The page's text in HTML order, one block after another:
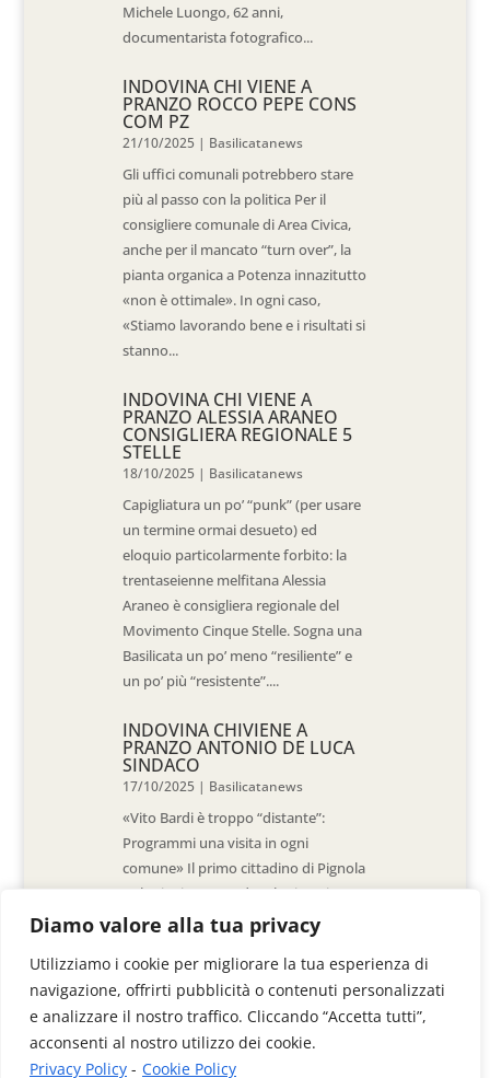
Diamo valore alla tua privacy
Utilizziamo i cookie per migliorare la tua esperienza di
navigazione, offrirti pubblicità o contenuti personalizzati
e analizzare il nostro traffico. Cliccando “Accetta tutti”,
acconsenti al nostro utilizzo dei cookie.
Privacy Policy - Cookie Policy
Michele Luongo, 62 anni,
documentarista fotografico...
INDOVINA CHI VIENE A
PRANZO ROCCO PEPE CONS
COM PZ
21/10/2025 | Basilicatanews
Gli uffici comunali potrebbero stare
più al passo con la politica Per il
consigliere comunale di Area Civica,
anche per il mancato “turn over”, la
pianta organica a Potenza innazitutto
«non è ottimale». In ogni caso,
«Stiamo lavorando bene e i risultati si
stanno...
INDOVINA CHI VIENE A
PRANZO ALESSIA ARANEO
CONSIGLIERA REGIONALE 5
STELLE
18/10/2025 | Basilicatanews
Capigliatura un po’ “punk” (per usare
un termine ormai desueto) ed
eloquio particolarmente forbito: la
trentaseienne melfitana Alessia
Araneo è consigliera regionale del
Movimento Cinque Stelle. Sogna una
Basilicata un po’ meno “resiliente” e
un po’ più “resistente”....
INDOVINA CHIVIENE A
PRANZO ANTONIO DE LUCA
SINDACO
17/10/2025 | Basilicatanews
«Vito Bardi è troppo “distante”:
Programmi una visita in ogni
comune» Il primo cittadino di Pignola
«L’ho invitato a vedere la situazione
al Pantano, ma non è venuto. La
sensazione è che -come sindaci-
siamo lasciati a noi stessi» di Walter
De Stradis In...